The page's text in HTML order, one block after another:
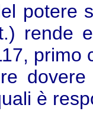
potere
rende
primo
è